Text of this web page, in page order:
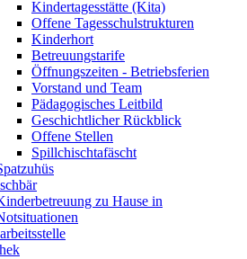
Kindertagesstätte (Kita)
Offene Tagesschulstrukturen
Kinderhort
Betreuungstarife
Öffnungszeiten - Betriebsferien
Vorstand und Team
Pädagogisches Leitbild
Geschichtlicher Rückblick
Offene Stellen
Spillchischtafäscht
zu Hause in